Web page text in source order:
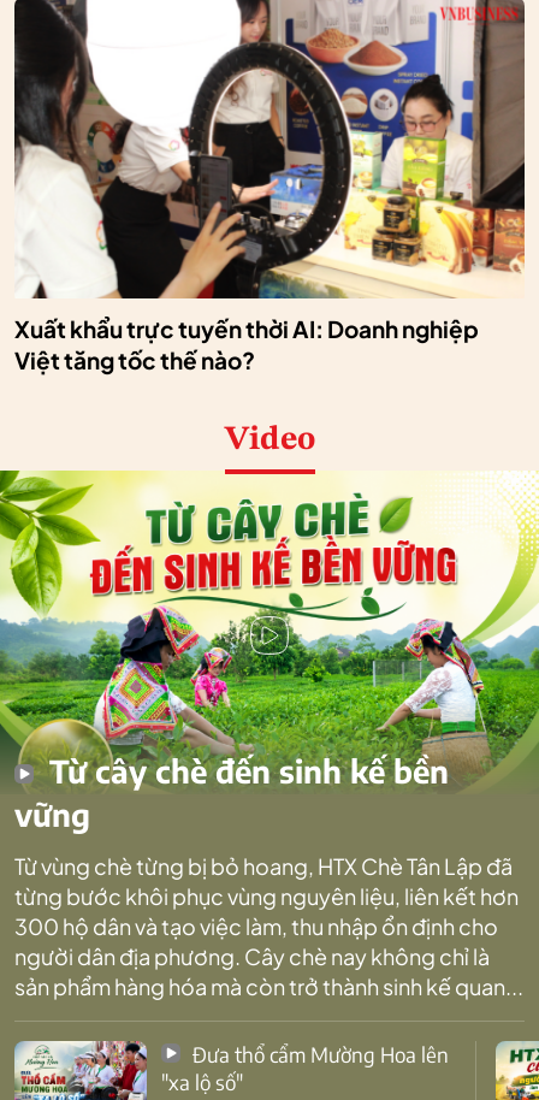
Xuất khẩu trực tuyến thời AI: Doanh nghiệp
Việt tăng tốc thế nào?
Video
Từ cây chè đến sinh kế bền
vững
Từ vùng chè từng bị bỏ hoang, HTX Chè Tân Lập đã
từng bước khôi phục vùng nguyên liệu, liên kết hơn
300 hộ dân và tạo việc làm, thu nhập ổn định cho
người dân địa phương. Cây chè nay không chỉ là
sản phẩm hàng hóa mà còn trở thành sinh kế quan...
"xa lộ số"